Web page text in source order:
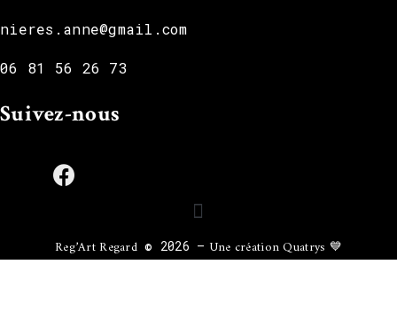
nieres.anne@gmail.com
06 81 56 26 73
Suivez-nous
Reg’Art Regard© 2026 – Une création Quatrys 💙